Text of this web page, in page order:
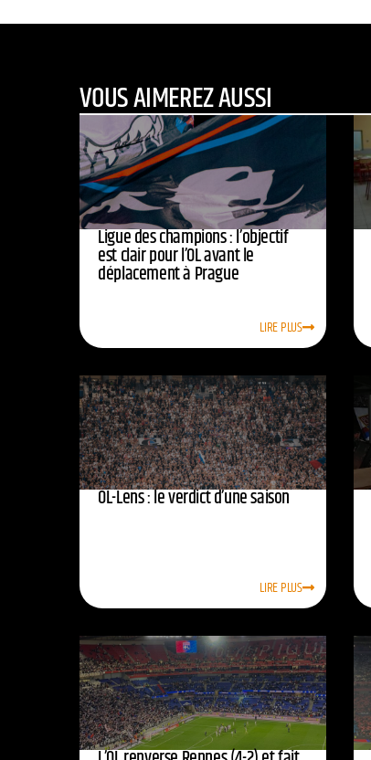
VOUS AIMEREZ AUSSI
Ligue des champions : l’objectif
est clair pour l’OL avant le
déplacement à Prague
LIRE PLUS
OL-Lens : le verdict d’une saison
LIRE PLUS